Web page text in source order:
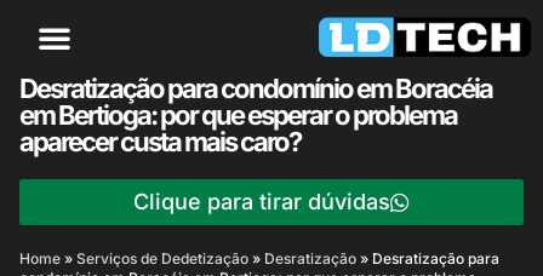
Desratização para condomínio em Boracéia
em Bertioga: por que esperar o problema
aparecer custa mais caro?
Clique para tirar dúvidas
Home » Serviços de Dedetização » Desratização » Desratização para